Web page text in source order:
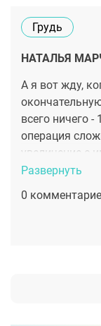
Грудь
НАТАЛЬЯ
А я вот жду,
всего ничего
операция
увеличение с
понимаю всё.
красивой,
имплант не
Развернуть
0